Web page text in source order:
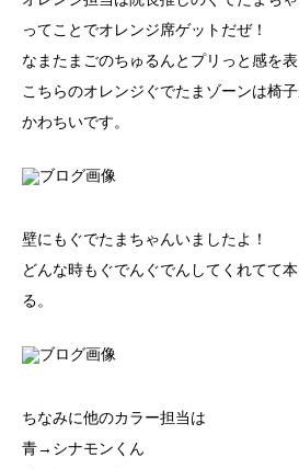
ってことでオレンジ席ゲットだぜ！
なまたまごのちゅるんとプリっと感を表
こちらのオレンジぐでたまゾーンは椅
かわちいです。
壁にもぐでたまちゃんいましたよ！
どんな時もぐでんぐでんしてくれてて
る。
ちなみに他のカラー担当は
青→シナモンくん